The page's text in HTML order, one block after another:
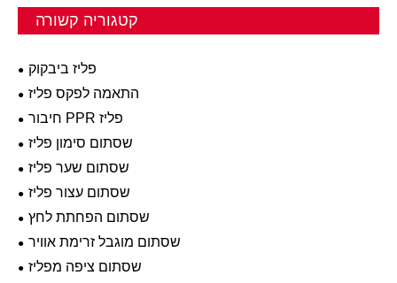
קטגוריה קשורה
פליז ביבקוק
התאמה לפקס פליז
חיבור PPR פליז
שסתום סימון פליז
שסתום שער פליז
שסתום עצור פליז
שסתום הפחתת לחץ
שסתום מוגבל זרימת אוויר
שסתום ציפה מפליז